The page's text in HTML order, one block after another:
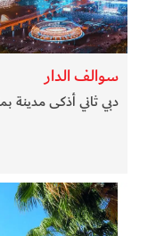
سوالف الدار
دبي ثاني أذكى